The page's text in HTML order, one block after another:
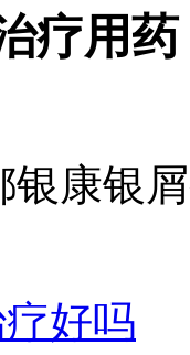
疗用
银康银
好吗